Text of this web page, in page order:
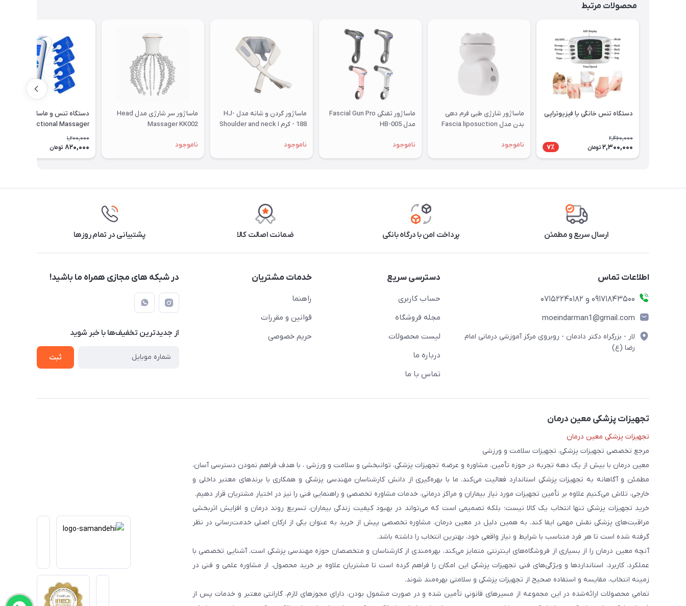
محصولات مرتبط
دستگاه تنس خانگی یا فیزیوتراپی
2,460,000
2,300,000 تومان 7٪
ماساژور شارژی طبی فرم دهی
بدن مدل Fascia liposuction
ناموجود
ماساژور تفنگی Fascial Gun Pro
مدل HB-005
ناموجود
ماساژور گردن و شانه مدل HJ-
188 - کرم ا Shoulder and neck
ناموجود
ماساژور سر شارژی مدل Head
Massager KK002
ناموجود
دستگاه تنس و ماساژ چندکاره
Multifunctional Massager
moblie-Gym
1,200,000
820,000 تومان
ارسال سریع و مطمئن پرداخت امن با درگاه بانکی ضمانت اصالت کالا پشتیبانی در تمام روزها
اطلاعات تماس
09171843500 و 07152240182
moeindarman1@gmail.com
لار - بزرگراه دکتر دادمان - روبروی مرکز آموزشی درمانی امام
رضا (ع)
دسترسی سریع
حساب کاربری
مجله فروشگاه
لیست محصولات
درباره ما
تماس با ما
خدمات مشتریان
راهنما
قوانین و مقررات
حریم خصوصی
در شبکه های مجازی همراه ما باشید!
از جدید‌ترین تخفیف‌ها با‌ خبر شوید
ثبت
تجهیزات پزشکی معین درمان
تجهیزات پزشکی معین درمان
مرجع تخصصی تجهیزات پزشکی، تجهیزات سلامت و ورزشی
معین درمان با بیش از یک دهه تجربه در حوزه تأمین، مشاوره و عرضه تجهیزات پزشکی، توانبخشی و سلامت و ورزشی ، با هدف فراهم نمودن دسترسی آسان،
مطمئن و آگاهانه به تجهیزات پزشکی استاندارد فعالیت می‌کند. ما با بهره‌گیری از دانش کارشناسان مهندسی پزشکی و همکاری با برندهای معتبر داخلی و
خارجی، تلاش می‌کنیم علاوه بر تأمین تجهیزات مورد نیاز بیماران و مراکز درمانی، خدمات مشاوره تخصصی و راهنمایی فنی را نیز در اختیار مشتریان قرار دهیم.
خرید تجهیزات پزشکی تنها انتخاب یک کالا نیست؛ بلکه تصمیمی است که می‌تواند در بهبود کیفیت زندگی بیماران، تسریع روند درمان و افزایش اثربخشی
مراقبت‌های پزشکی نقش مهمی ایفا کند. به همین دلیل در معین درمان، مشاوره تخصصی پیش از خرید به عنوان یکی از ارکان اصلی خدمت‌رسانی در نظر
گرفته شده است تا هر فرد متناسب با شرایط و نیاز واقعی خود، بهترین انتخاب را داشته باشد.
آنچه معین درمان را از بسیاری از فروشگاه‌های اینترنتی متمایز می‌کند، بهره‌مندی از کارشناسان و متخصصان حوزه مهندسی پزشکی است. آشنایی تخصصی با
عملکرد، کاربرد، استانداردها و ویژگی‌های فنی تجهیزات پزشکی این امکان را فراهم کرده است تا مشتریان علاوه بر خرید محصول، از مشاوره علمی و فنی در
زمینه انتخاب، مقایسه و استفاده صحیح از تجهیزات پزشکی و سلامتی بهره‌مند شوند.
تمامی محصولات ارائه‌شده در این مجموعه از مسیرهای قانونی تأمین شده و در صورت مشمول بودن، دارای مجوزهای لازم، گارانتی معتبر و خدمات پس از